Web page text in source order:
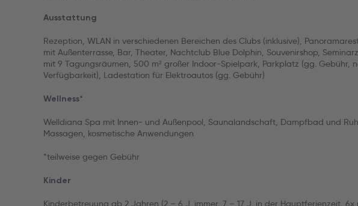
Ausstattung
Rezeption, WLAN in verschiedenen Bereichen des Clubs (inklusive),
mit Außenterrasse, Bar, Theater, Nachtclub Blue Dolphin, Souvenirshop,
mit 9 Tagungsräumen, 500 m² großer Indoor-Spielpark, Parkplatz (gg. Gebühr,
Verfügbarkeit), Ladestation für Elektroautos (gg. Gebühr)
Wellness*
Welldiana Spa mit Innen- und Außenpool, Saunalandschaft, Dampfbad und
Massagen, kosmetische Anwendungen
*teilweise gegen Gebühr
Kinder
Kinderbetreuung ab 2 Jahren (2 – 6 J. immer, 7 – 17 J. in der Hauptferienzeit, 6x